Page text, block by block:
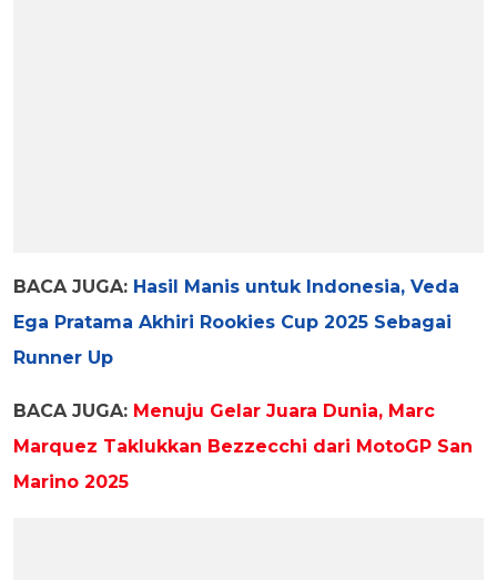
BACA JUGA: Hasil Manis untuk Indonesia, Veda
Ega Pratama Akhiri Rookies Cup 2025 Sebagai
Runner Up
BACA JUGA: Menuju Gelar Juara Dunia, Marc
Marquez Taklukkan Bezzecchi dari MotoGP San
Marino 2025